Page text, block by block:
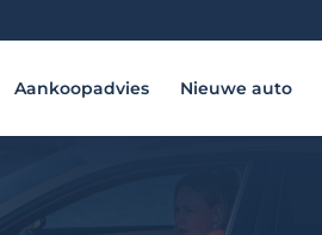
Aankoopadvies Nieuwe auto